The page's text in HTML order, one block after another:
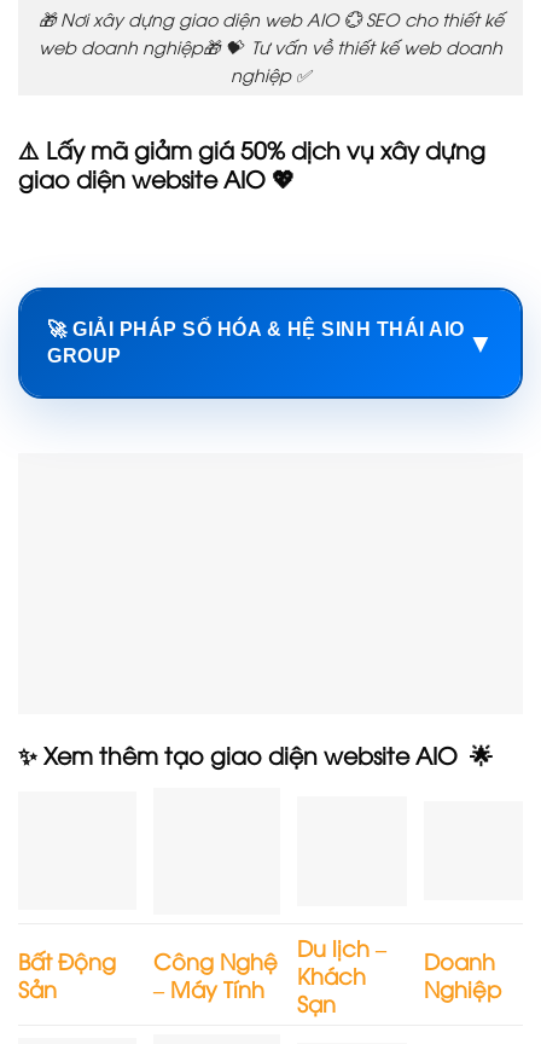
🎁 Nơi xây dựng giao diện web AIO 💮 SEO cho thiết kế
web doanh nghiệp🎁 💝 Tư vấn về thiết kế web doanh
nghiệp ✅
⚠️ Lấy mã giảm giá 50% dịch vụ xây dựng
giao diện website AIO 💖
🚀 GIẢI PHÁP SỐ HÓA & HỆ SINH THÁI AIO
GROUP
▼
✨ Xem thêm tạo giao diện website AIO 🌟
Bất Động
Sản
Công Nghệ
– Máy Tính
Du lịch –
Khách
Sạn
Doanh
Nghiệp